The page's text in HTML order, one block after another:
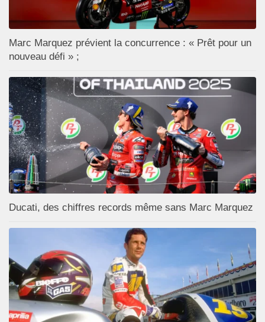
Marc Marquez prévient la concurrence : « Prêt pour un
nouveau défi » ;
Ducati, des chiffres records même sans Marc Marquez